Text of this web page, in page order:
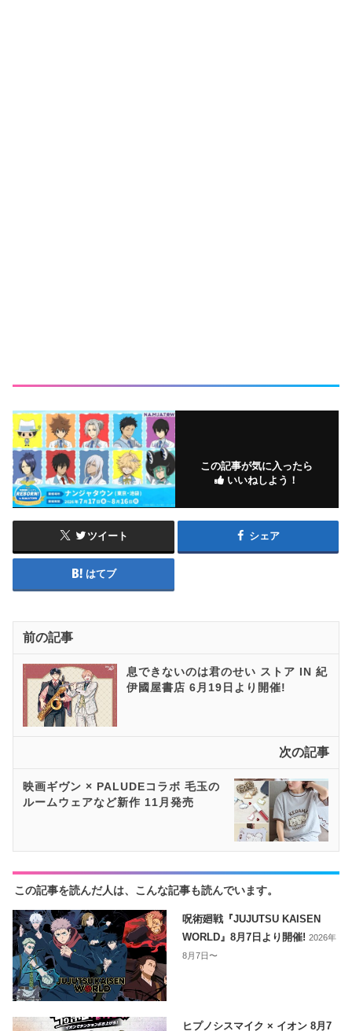
この記事が気に入ったら
いいねしよう！
ツイート シェア
はてブ
前の記事
息できないのは君のせい ストア IN 紀
伊國屋書店 6月19日より開催!
次の記事
映画ギヴン × PALUDEコラボ 毛玉の
ルームウェアなど新作 11月発売
この記事を読んだ人は、こんな記事も読んでいます。
呪術廻戦『JUJUTSU KAISEN
WORLD』8月7日より開催!2026年
8月7日〜
ヒプノシスマイク × イオン 8月7